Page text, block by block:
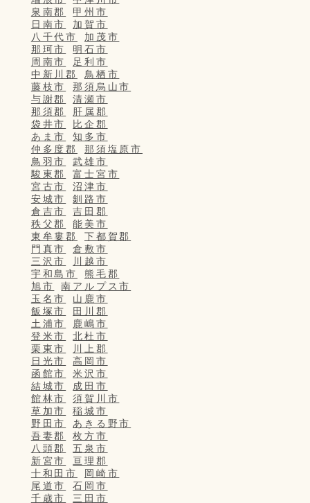
泉南郡
甲州市
日南市
加賀市
八千代市
加茂市
那珂市
明石市
周南市
足利市
中新川郡
鳥栖市
藤枝市
那須烏山市
与謝郡
清瀬市
那須郡
肝属郡
袋井市
比企郡
あま市
知多市
仲多度郡
那須塩原市
鳥羽市
武雄市
駿東郡
富士宮市
宮古市
沼津市
安城市
釧路市
倉吉市
吉田郡
秩父郡
能美市
東牟婁郡
下都賀郡
門真市
倉敷市
三沢市
川越市
宇和島市
熊毛郡
旭市
南アルプス市
玉名市
山鹿市
飯塚市
田川郡
土浦市
鹿嶋市
登米市
北杜市
栗東市
川上郡
日光市
高岡市
函館市
米沢市
結城市
成田市
館林市
須賀川市
草加市
稲城市
野田市
あきる野市
吾妻郡
枚方市
八頭郡
五泉市
新宮市
亘理郡
十和田市
岡崎市
尾道市
石岡市
千歳市
三田市